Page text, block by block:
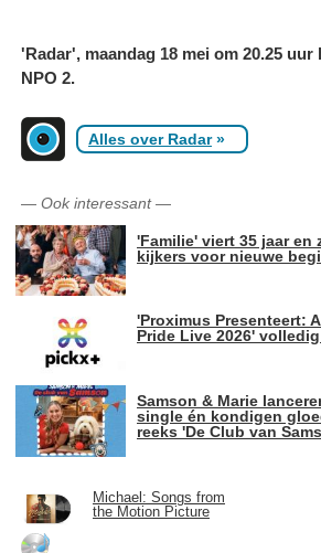
'Radar', maandag 18 mei om 20.25 uur
NPO 2.
Alles over Radar»
— Ook interessant—
'Familie' viert 35 jaar en
kijkers voor nieuwe
'Proximus Presenteert:
Pride Live 2026'
Samson & Marie
single én kondigen
reeks 'De Club van
Michael: Songs from
the Motion Picture